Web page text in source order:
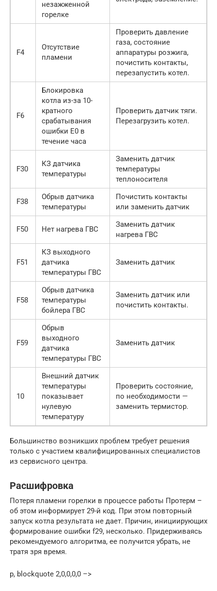
незажженной
горелке
F4
Отсутствие
пламени
Проверить давление
газа, состояние
аппаратуры розжига,
почистить контакты,
перезапустить котел.
F6
Блокировка
котла из-за 10-
кратного
сpaбатывания
ошибки E0 в
течение часа
Проверить датчик тяги.
Перезагрузить котел.
F30
КЗ датчика
температуры
Заменить датчик
температуры
теплоносителя
F38
Обрыв датчика
температуры
Почистить контакты
или заменить датчик
F50 Нет нагрева ГВС
Заменить датчик
нагрева ГВС
F51
КЗ выходного
датчика
температуры ГВС
Заменить датчик
F58
Обрыв датчика
температуры
бойлера ГВС
Заменить датчик или
почистить контакты.
F59
Обрыв
выходного
датчика
температуры ГВС
Заменить датчик
10
Внешний датчик
температуры
показывает
нулевую
температуру
Проверить состояние,
по необходимости —
заменить термистор.
Большинство возникших проблем требует решения
только с участием квалифицированных специалистов
из сервисного центра.
Расшифровка
Потеря пламени горелки в процессе работы Протерм –
об этом информирует 29-й код. При этом повторный
запуск котла результата не дает. Причин, инициирующих
формирование ошибки f29, несколько. Придерживаясь
рекомендуемого алгоритма, ее получится убрать, не
тратя зря время.
p, blockquote 2,0,0,0,0 –>